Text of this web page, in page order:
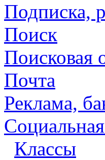
Подписка,
Поиск
Поисковая
Почта
Реклама,
Классы